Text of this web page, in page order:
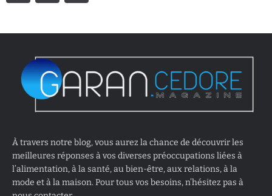
À travers notre blog, vous aurez la chance de découvrir les
meilleures réponses à vos diverses préoccupations liées à
l’alimentation, à la santé, au bien-être, aux relations, à la
mode et à la maison. Pour tous vos besoins, n’hésitez pas à